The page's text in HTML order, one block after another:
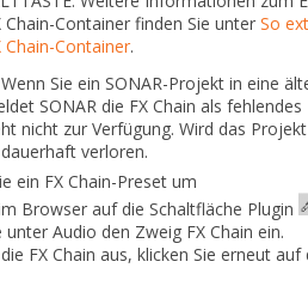
Chain-Container finden Sie unterSo
Chain-Container.
Wenn Sie ein SONAR-Projekt in eine
SONAR die FX Chain als
nicht zur Verfügung. Wird das
dauerhaft verloren.
ein FX Chain-Preset um
Browser auf die Schaltfläche Plugin
unter Audio den Zweig FX Chain ein.
FX Chain aus, klicken Sie erneut